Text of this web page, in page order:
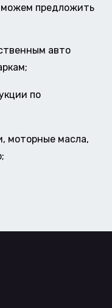
можем предложить
авто
по
моторные масла,